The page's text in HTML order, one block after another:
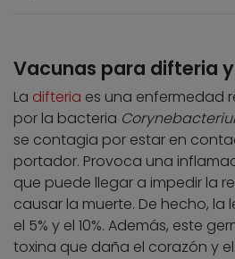
Vacunas para difteria
La difteria es una enfermedad
por la bacteria
se contagia por estar en
portador. Provoca una
que puede llegar a impedir la
causar la muerte. De hecho, la
el 5% y el 10%. Además, este
toxina que daña el corazón y